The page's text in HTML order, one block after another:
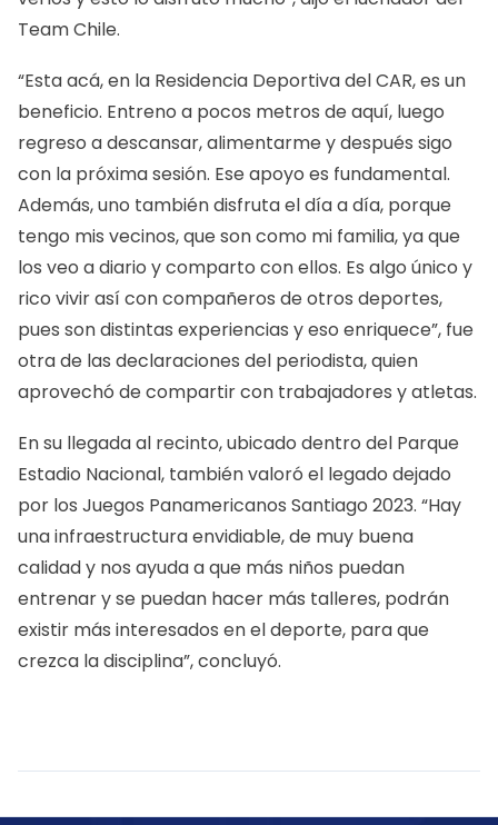
Team Chile.
“Esta acá, en la Residencia Deportiva del CAR, es un
beneficio. Entreno a pocos metros de aquí, luego
regreso a descansar, alimentarme y después sigo
con la próxima sesión. Ese apoyo es fundamental.
Además, uno también disfruta el día a día, porque
tengo mis vecinos, que son como mi familia, ya que
los veo a diario y comparto con ellos. Es algo único y
rico vivir así con compañeros de otros deportes,
pues son distintas experiencias y eso enriquece”, fue
otra de las declaraciones del periodista, quien
aprovechó de compartir con trabajadores y atletas.
En su llegada al recinto, ubicado dentro del Parque
Estadio Nacional, también valoró el legado dejado
por los Juegos Panamericanos Santiago 2023. “Hay
una infraestructura envidiable, de muy buena
calidad y nos ayuda a que más niños puedan
entrenar y se puedan hacer más talleres, podrán
existir más interesados en el deporte, para que
crezca la disciplina”, concluyó.